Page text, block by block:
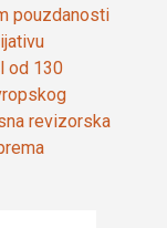
pouzdanosti
od 130
revizorska